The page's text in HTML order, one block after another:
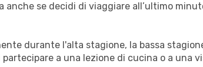
se decidi di viaggiare all’ultimo
durante l'alta stagione, la bassa
a una lezione di cucina o a una